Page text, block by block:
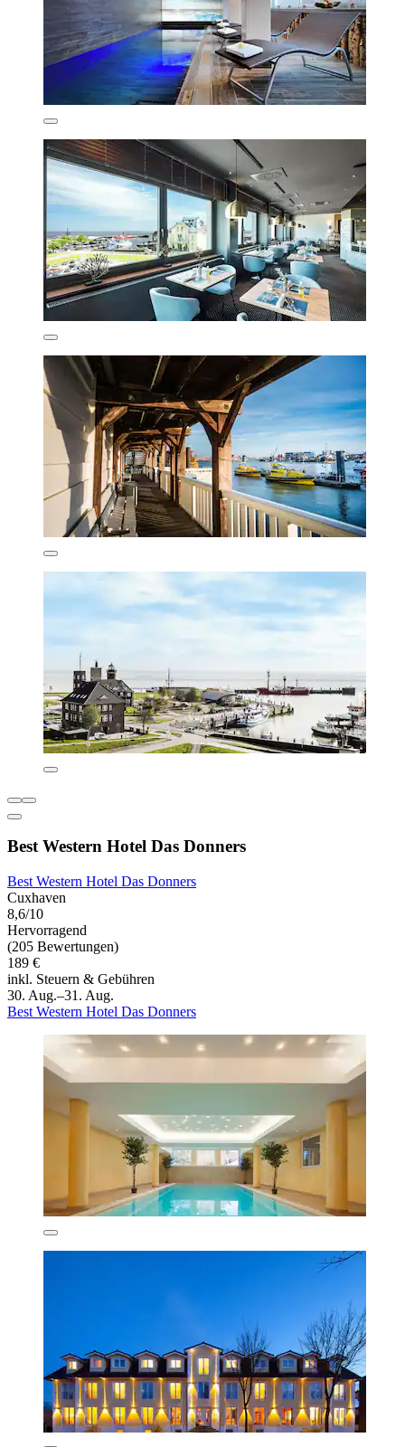
Best Western Hotel Das Donners
Best Western Hotel Das Donners
Cuxhaven
8,6/10
Hervorragend
(205 Bewertungen)
189 €
inkl. Steuern & Gebühren
30. Aug.–31. Aug.
Best Western Hotel Das Donners